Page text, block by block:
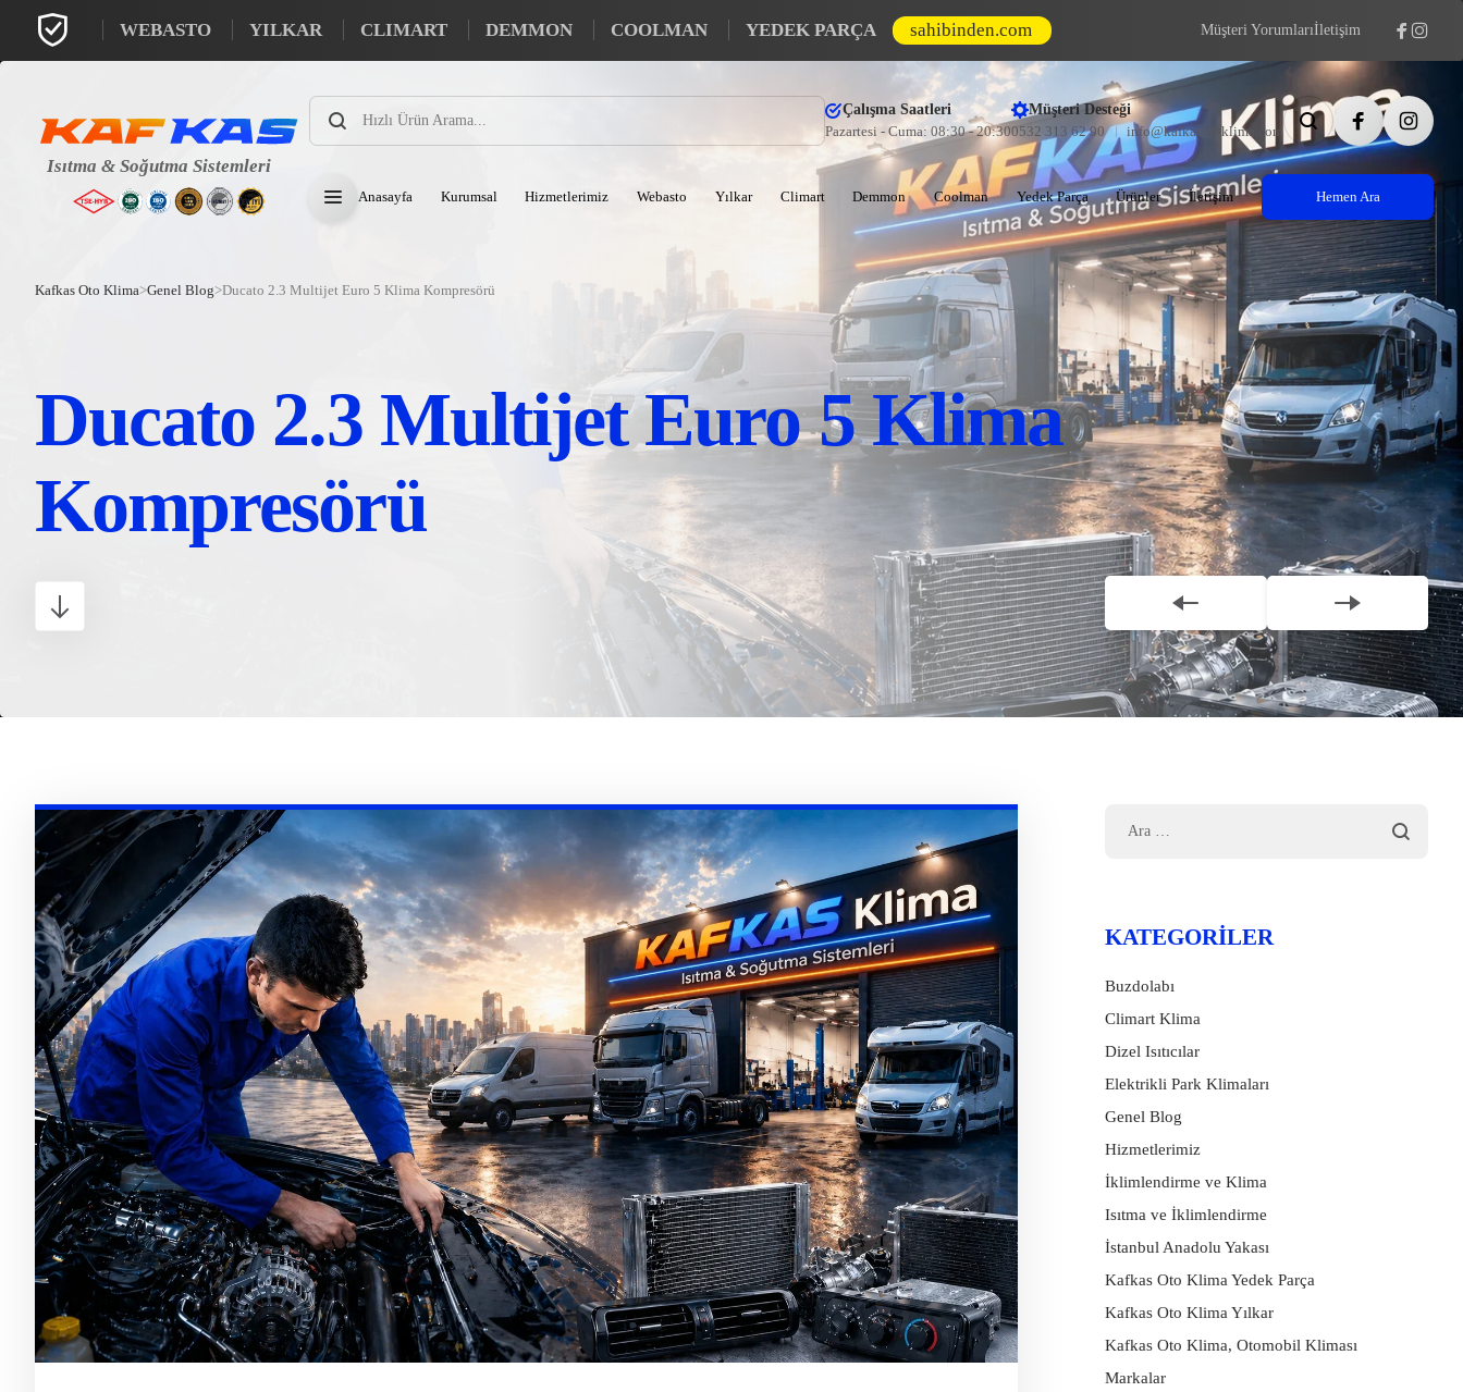
WEBASTO YILKAR CLIMART DEMMON COOLMAN YEDEK PARÇA sahibinden.com Müşteri Yorumlarıİletişim
Products
search
Çalışma Saatleri
Pazartesi - Cuma: 08:30 - 20:30
Müşteri Desteği
0532 313 62 90
info@kafkasotoklima.com
Anasayfa Kurumsal Hizmetlerimiz Webasto Yılkar Climart Demmon Coolman Yedek Parça Ürünler İletişim Hemen Ara
Kafkas Oto Klima>Genel Blog>Ducato 2.3 Multijet Euro 5 Klima Kompresörü
Ducato 2.3 Multijet Euro 5 Klima
Kompresörü
KATEGORILER
Buzdolabı
Climart Klima
Dizel Isıtıcılar
Elektrikli Park Klimaları
Genel Blog
Hizmetlerimiz
İklimlendirme ve Klima
Isıtma ve İklimlendirme
İstanbul Anadolu Yakası
Kafkas Oto Klima Yedek Parça
Kafkas Oto Klima Yılkar
Kafkas Oto Klima, Otomobil Kliması
Markalar